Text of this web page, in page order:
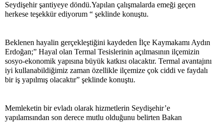
Seydişehir şantiyeye döndü.Yapılan çalışmalarda emeği geçen
herkese teşekkür ediyorum “ şeklinde konuştu.
Beklenen hayalin gerçekleştiğini kaydeden İlçe Kaymakamı Aydın
Erdoğan;” Hayal olan Termal Tesislerinin açılmasının ilçemizin
sosyo-ekonomik yapısına büyük katkısı olacaktır. Termal avantajını
iyi kullanabildiğimiz zaman özellikle ilçemize çok ciddi ve faydalı
bir iş yapılmış olacaktır” şeklinde konuştu.
Memleketin bir evladı olarak hizmetlerin Seydişehir’e
yapılamsından son derece mutlu olduğunu belirten Bakan